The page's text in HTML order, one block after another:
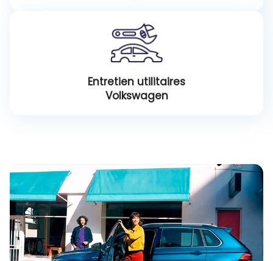
Entretien utilitaires
Volkswagen